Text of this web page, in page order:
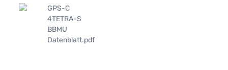
GPS-C
4TETRA-S
BBMU
Datenblatt.pdf